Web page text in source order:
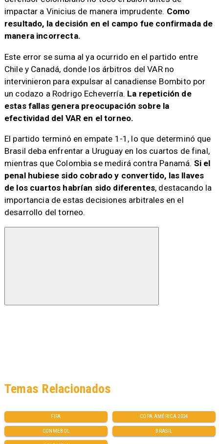
impactar a Vinicius de manera imprudente. Como
resultado, la decisión en el campo fue confirmada de
manera incorrecta.
Este error se suma al ya ocurrido en el partido entre
Chile y Canadá, donde los árbitros del VAR no
intervinieron para expulsar al canadiense Bombito por
un codazo a Rodrigo Echeverría. La repetición de
estas fallas genera preocupación sobre la
efectividad del VAR en el torneo.
El partido terminó en empate 1-1, lo que determinó que
Brasil deba enfrentar a Uruguay en los cuartos de final,
mientras que Colombia se medirá contra Panamá. Si el
penal hubiese sido cobrado y convertido, las llaves
de los cuartos habrían sido diferentes, destacando la
importancia de estas decisiones arbitrales en el
desarrollo del torneo.
FIFA COPA AMÉRICA 2024
CONMEBOL BRASIL
Temas Relacionados